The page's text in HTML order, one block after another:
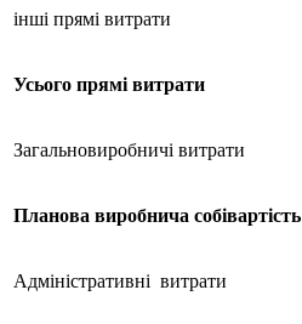
інші прямі витрати
Усього прямі витрати
Загальновиробничі витрати
Планова виробнича собівартість
Адміністративні витрати